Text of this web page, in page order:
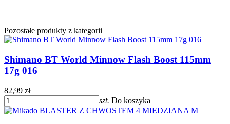
Pozostałe produkty z kategorii
Shimano BT World Minnow Flash Boost 115mm
17g 016
82,99 zł
szt. Do koszyka